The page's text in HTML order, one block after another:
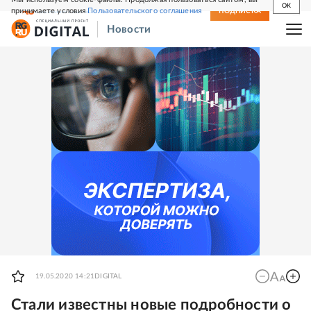
принимаете условияПользовательского соглашения
OK
СВЕЖИЙ НОМЕР ПОДПИСКА
Новости
19.05.2020 14:21 DIGITAL
Стали известны новые подробности о